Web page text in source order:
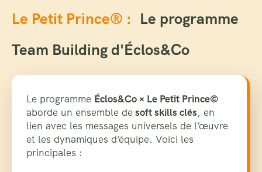
Le Petit Prince® : Le programme
Team Building d'Éclos&Co
Le programme Éclos&Co × Le Petit Prince©
aborde un ensemble desoft skills clés, en
lien avec les messages universels de l’œuvre
et les dynamiques d’équipe. Voici les
principales :